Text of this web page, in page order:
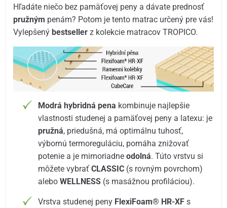
Hľadáte niečo bez pamäťovej peny a dávate prednosť
pružným penám? Potom je tento matrac určený pre vás!
Vylepšený bestseller z kolekcie matracov TROPICO.
Modrá hybridná pena kombinuje najlepšie
vlastnosti studenej a pamäťovej peny a latexu: je
pružná, priedušná, má optimálnu tuhosť,
výbornú termoreguláciu, pomáha znižovať
potenie a je mimoriadneodolná. Túto vrstvu si
môžete vybraťCLASSIC (s rovným povrchom)
aleboWELLNESS (s masážnou profiláciou).
Vrstva studenej peny FlexiFoam® HR-XF s